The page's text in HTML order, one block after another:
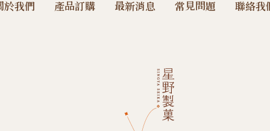
關於我們 產品訂購 最新消息 常見問題 聯